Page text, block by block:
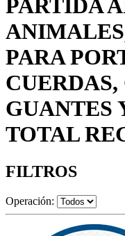
PARTIDA
PARA
GUANTES
TOTAL
FILTROS
Operación: